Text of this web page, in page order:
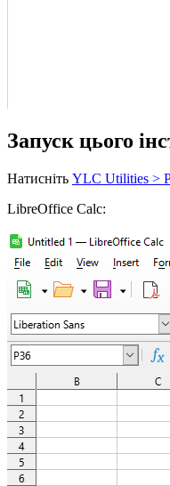
Запуск цього
Натисніть YLC Utilities >
LibreOffice Calc: